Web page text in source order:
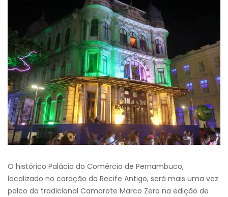
O histórico Palácio do Comércio de Pernambuco,
localizado no coração do Recife Antigo, será mais uma vez
palco do tradicional Camarote Marco Zero na edição de